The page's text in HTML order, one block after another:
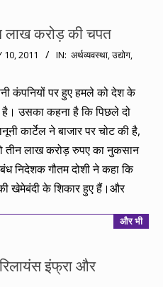
लाख करोड़ की चपत
10, 2011 IN: अर्थव्यवस्था,उद्योग,
कंपनियों पर हुए हमले को देश के
उसका कहना है कि पिछले दो
कार्टेल ने बाजार पर चोट की है,
तीन लाख करोड़ रुपए का नुकसान
गौतम दोशी ने कहा कि
खेमेबंदी के शिकार हुए हैं।और
और भी
इंफ्रा और